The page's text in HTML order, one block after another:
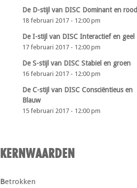
De D-stijl van DISC Dominant en rood
18 februari 2017 - 12:00 pm
De I-stijl van DISC Interactief en geel
17 februari 2017 - 12:00 pm
De S-stijl van DISC Stabiel en groen
16 februari 2017 - 12:00 pm
De C-stijl van DISC Consciëntieus en
Blauw
15 februari 2017 - 12:00 pm
KERNWAARDEN
Betrokken